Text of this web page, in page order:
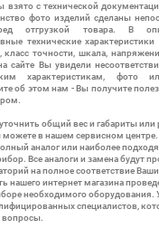
взято с технической
фото изделий сделаны
отгрузкой товара. В
технические
класс точности, шкала,
сайте Вы увидели
характеристикам, фото
об этом нам - Вы получите
общий вес и габариты или
можете в нашем сервисном
аналог или наиболее
Все аналоги и замена будут
на полное соответствие
нашего интернет магазина
необходимого оборудования.
специалистов,
вопросы.